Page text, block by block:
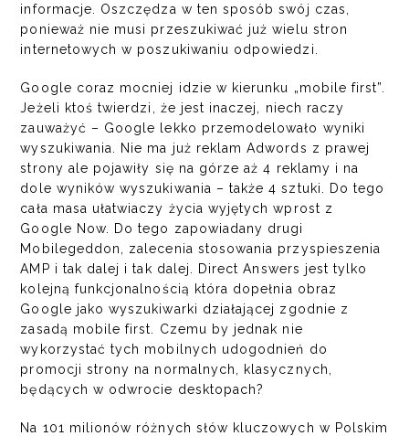
informacje. Oszczędza w ten sposób swój czas,
ponieważ nie musi przeszukiwać już wielu stron
internetowych w poszukiwaniu odpowiedzi.
Google coraz mocniej idzie w kierunku „mobile first”.
Jeżeli ktoś twierdzi, że jest inaczej, niech raczy
zauważyć – Google lekko przemodelowało wyniki
wyszukiwania. Nie ma już reklam Adwords z prawej
strony ale pojawiły się na górze aż 4 reklamy i na
dole wyników wyszukiwania – także 4 sztuki. Do tego
cała masa ułatwiaczy życia wyjętych wprost z
Google Now. Do tego zapowiadany drugi
Mobilegeddon, zalecenia stosowania przyspieszenia
AMP i tak dalej i tak dalej. Direct Answers jest tylko
kolejną funkcjonalnością która dopełnia obraz
Google jako wyszukiwarki działającej zgodnie z
zasadą mobile first. Czemu by jednak nie
wykorzystać tych mobilnych udogodnień do
promocji strony na normalnych, klasycznych,
będących w odwrocie desktopach?
Na 101 milionów różnych słów kluczowych w Polskim